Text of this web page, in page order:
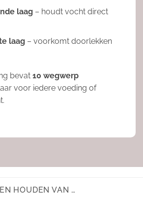
laag– houdt vocht direct
laag– voorkomt doorlekken
bevat 10 wegwerp
voor iedere voeding of
HOUDEN VAN …